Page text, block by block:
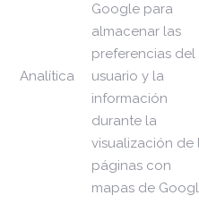
Analítica
Google para
almacenar las
preferencias del
usuario y la
información
durante la
visualización de
páginas con
mapas de